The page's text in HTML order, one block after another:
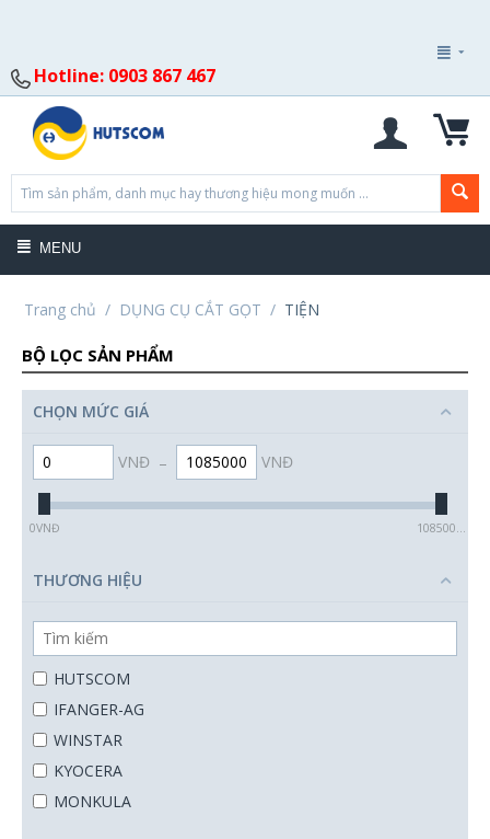
Hotline: 0903 867 467
MENU
Trang chủ / DỤNG CỤ CẮT GỌT / TIỆN
BỘ LỌC SẢN PHẨM
CHỌN MỨC GIÁ
VNĐ – VNĐ
0VNĐ 1085000 VNĐ
THƯƠNG HIỆU
HUTSCOM
IFANGER-AG
WINSTAR
KYOCERA
MONKULA